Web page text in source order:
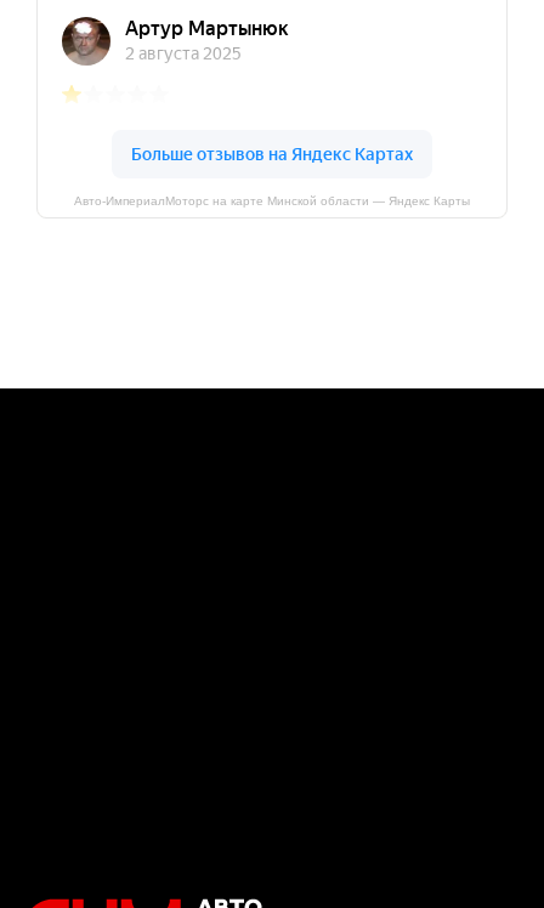
Авто-ИмпериалМоторс на карте Минской области — Яндекс Карты